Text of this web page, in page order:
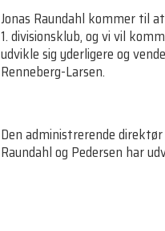
Jonas Raundahl kommer til
1. divisionsklub, og vi vil
udvikle sig yderligere og
Renneberg-Larsen.
Den administrerende
Raundahl og Pedersen har